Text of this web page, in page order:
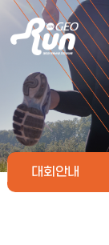
대회안내